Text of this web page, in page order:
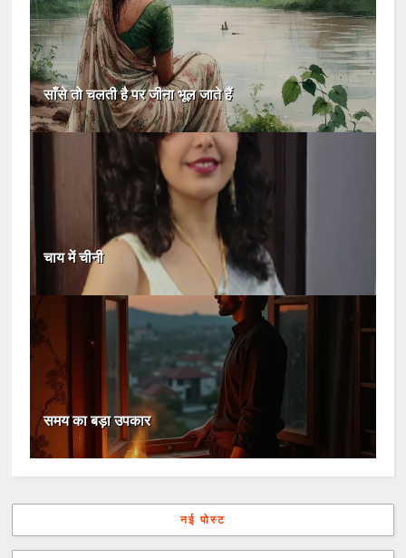
साँसे तो चलती है पर जीना भूल जाते हैं
चाय में चीनी
समय का बड़ा उपकार
नई पोस्ट